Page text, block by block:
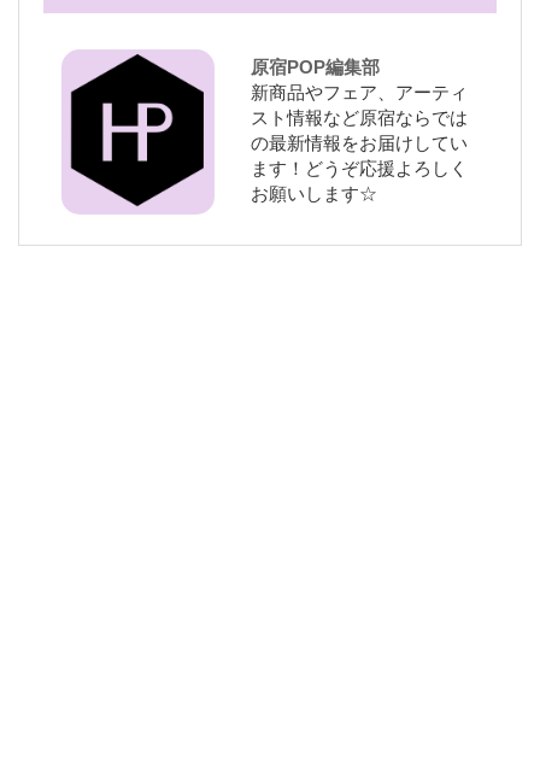
原宿POP編集部
新商品やフェア、アーティ
スト情報など原宿ならでは
の最新情報をお届けしてい
ます！どうぞ応援よろしく
お願いします☆